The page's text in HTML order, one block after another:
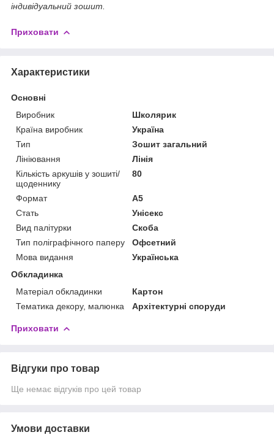
індивідуальний зошит.
Приховати
Характеристики
Основні
Виробник
Школярик
Країна виробник
Україна
Тип
Зошит загальний
Лініювання
Лінія
Кількість аркушів у зошиті/
щоденнику
80
Формат
A5
Стать
Унісекс
Вид палітурки
Скоба
Тип поліграфічного паперу
Офсетний
Мова видання
Українська
Обкладинка
Матеріал обкладинки
Картон
Тематика декору, малюнка
Архітектурні споруди
Приховати
Відгуки про товар
Ще немає відгуків про цей товар
Умови доставки